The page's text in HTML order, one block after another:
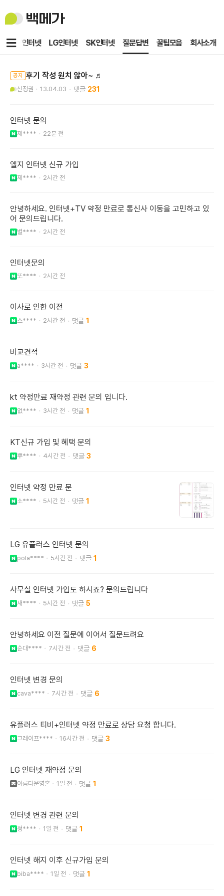
백
메
KT인터넷 LG인터넷 SK인터넷 질문답변 꿀팁모음 회사소개
메
공지 후기 작성 원치 않아~ ♬
신정권 13.04.03 231
인터넷 문의
제**** 22분 전
엘지 인터넷 신규 가입
제**** 2시간 전
안녕하세요. 인터넷+TV 약정 만료로 통신사 이동을 고민하고 있
어 문의드립니다.
별**** 2시간 전
인터넷문의
또**** 2시간 전
이사로 인한 이전
스**** 2시간 전 1
비교견적
a**** 3시간 전 3
kt 약정만료 재약정 관련 문의 입니다.
없**** 3시간 전 1
KT신규 가입 및 혜택 문의
뿌**** 4시간 전 3
인터넷 약정 만료 문
소**** 5시간 전 1
LG 유플러스 인터넷 문의
pola**** 5시간 전 1
사무실 인터넷 가입도 하시죠? 문의드립니다
새**** 5시간 전 5
안녕하세요 이전 질문에 이어서 질문드려요
순대**** 7시간 전 6
인터넷 변경 문의
cava**** 7시간 전 6
유플러스 티비+인터넷 약정 만료로 상담 요청 합니다.
그레이프**** 16시간 전 3
LG 인터넷 재약정 문의
아름다운영혼 1일 전 1
인터넷 변경 관련 문의
정**** 1일 전 1
인터넷 해지 이후 신규가입 문의
biba**** 1일 전 1